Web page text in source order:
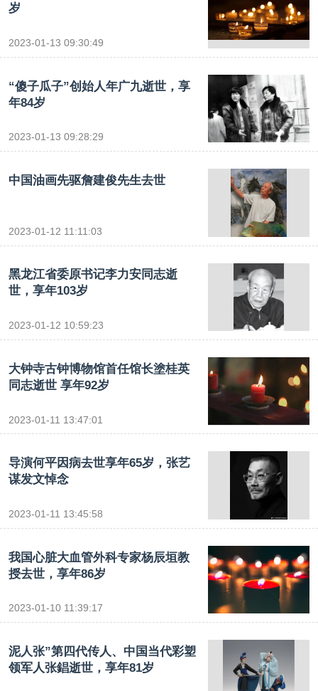
岁
2023-01-13 09:30:49
“傻子瓜子”创始人年广九逝世，享
年84岁
2023-01-13 09:28:29
中国油画先驱詹建俊先生去世
2023-01-12 11:11:03
黑龙江省委原书记李力安同志逝
世，享年103岁
2023-01-12 10:59:23
大钟寺古钟博物馆首任馆长塗桂英
同志逝世 享年92岁
2023-01-11 13:47:01
导演何平因病去世享年65岁，张艺
谋发文悼念
2023-01-11 13:45:58
我国心脏大血管外科专家杨辰垣教
授去世，享年86岁
2023-01-10 11:39:17
泥人张”第四代传人、中国当代彩塑
领军人张錩逝世，享年81岁